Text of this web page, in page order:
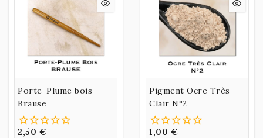
Porte-Plume bois -
Brause
2,50 €
Pigment Ocre Très
Clair N°2
1,00 €